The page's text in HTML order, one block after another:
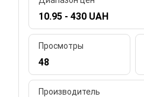
10.95 - 430 UAH
Просмотры
48
Производитель